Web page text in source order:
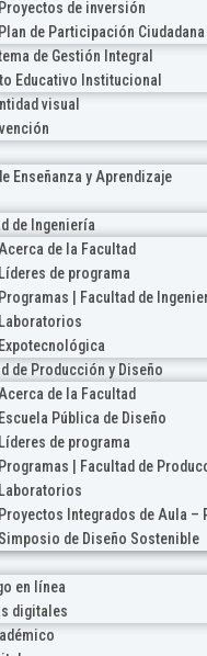
Proyectos de inversión
Plan de Participación Ciudadana
de Gestión Integral
Educativo Institucional
visual
Enseñanza y Aprendizaje
de Ingeniería
de la Facultad
Líderes de programa
Programas | Facultad de
Laboratorios
Expotecnológica
de Producción y Diseño
de la Facultad
Escuela Pública de Diseño
Líderes de programa
Programas | Facultad de
Laboratorios
Proyectos Integrados de Aula –
Simposio de Diseño Sostenible
en línea
digitales